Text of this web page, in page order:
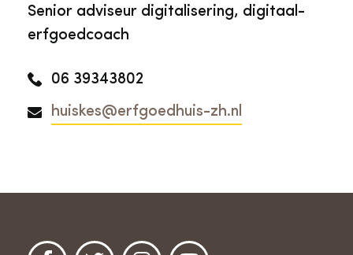
Senior adviseur digitalisering, digitaal-
erfgoedcoach
06 39343802
huiskes@erfgoedhuis-zh.nl